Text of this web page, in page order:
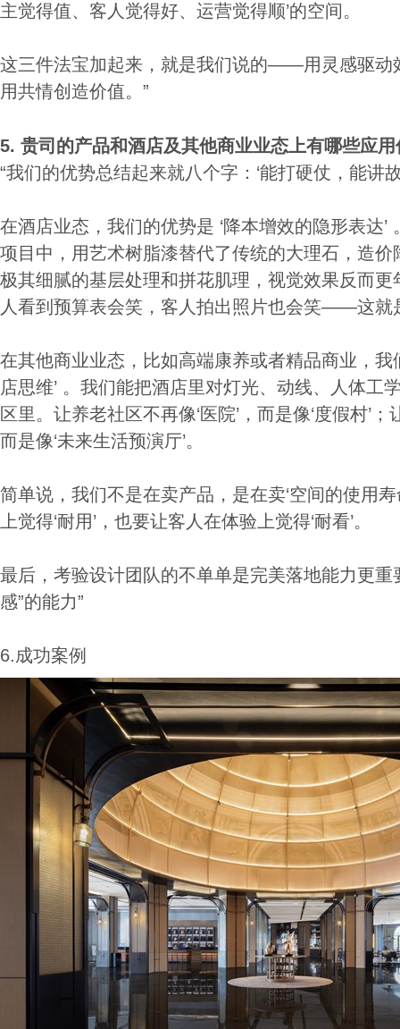
主觉得值、客人觉得好、运营觉得顺’的空间。
这三件法宝加起来，就是我们说的——用灵感驱动
用共情创造价值。”
5. 贵司的产品和酒店及其他商业业态上有哪些应
“我们的优势总结起来就八个字：‘能打硬仗，能讲
在酒店业态，我们的优势是 ‘降本增效的隐形表达’
项目中，用艺术树脂漆替代了传统的大理石，造
极其细腻的基层处理和拼花肌理，视觉效果反而
人看到预算表会笑，客人拍出照片也会笑——这就
在其他商业业态，比如高端康养或者精品商业，我
店思维’ 。我们能把酒店里对灯光、动线、人体工
区里。让养老社区不再像‘医院’，而是像‘度假村’；
而是像‘未来生活预演厅’。
简单说，我们不是在卖产品，是在卖‘空间的使用
上觉得‘耐用’，也要让客人在体验上觉得‘耐看’。
最后，考验设计团队的不单单是完美落地能力更重
感”的能力”
6.成功案例